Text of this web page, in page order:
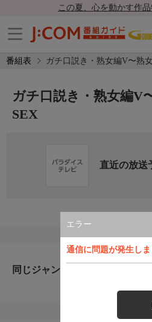
この夏、心を動かす作
番組表 ガチ口説き・熟女編V〜熟
エラー
通信に問題が発生し
ガチ口説き・熟女編V
SEX
直近の放送
同じジャンルのおすすめ番組